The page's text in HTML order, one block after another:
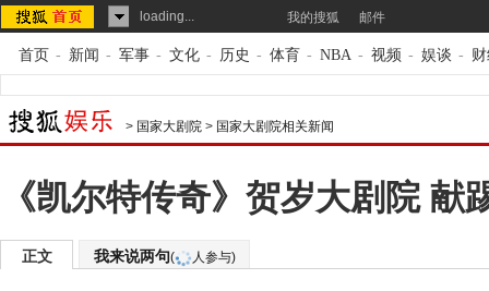
loading... 我的搜狐 邮件
首页 - 新闻 - 军事 - 文化 - 历史 - 体育 - NBA - 视频 - 娱谈 -
> 国家大剧院 > 国家大剧院相关新闻
《凯尔特传奇》贺岁大剧院 献
正文 我来说两句( 人参与)